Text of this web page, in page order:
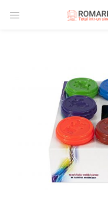
LOGIN
Remember me